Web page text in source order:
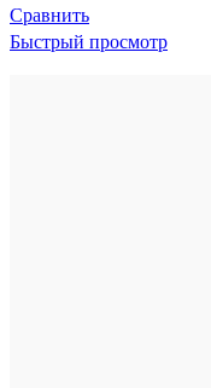
Сравнить
Быстрый просмотр